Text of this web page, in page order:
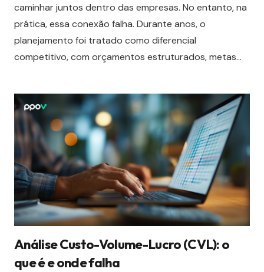
caminhar juntos dentro das empresas. No entanto, na
prática, essa conexão falha. Durante anos, o
planejamento foi tratado como diferencial
competitivo, com orçamentos estruturados, metas…
Análise Custo-Volume-Lucro (CVL): o
que é e onde falha